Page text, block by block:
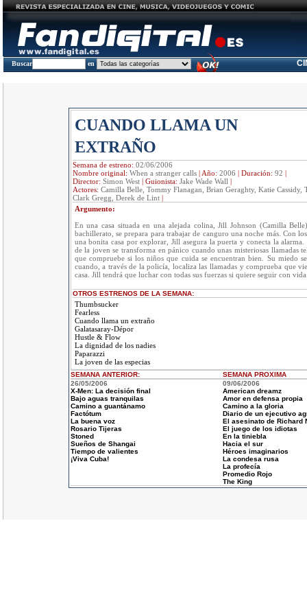
Buscar en
CUANDO LLAMA UN
EXTRAÑO
Semana de estreno: 02/06/2006
Nombre original: When a stranger calls| Año: 2006 | Duración: 92 |
Director: Simon West| Guionista: Jake Wade Wall |
Actores: Camilla Belle, Tommy Flanagan, Brian Geraghty, Katie Cassidy,
Clark Gregg, Derek de Lint|
Argumento:
En una casa situada en una alejada colina, Jill Johnson (Camilla
bachillerato, se prepara para trabajar de canguro una noche más. Con
una bonita casa por explorar, Jill asegura la puerta y conecta la
de la joven se transforma en pánico cuando unas misteriosas llamadas
que compruebe si los niños que cuida se encuentran bien. Su miedo
cuando, a través de la policía, localiza las llamadas y comprueba que
casa. Jill tendrá que luchar con todas sus fuerzas si quiere seguir con
OTROS ESTRENOS DE LA SEMANA:
Thumbsucker
Fearless
Cuando llama un extraño
Galatasaray-Dépor
Hustle & Flow
La dignidad de los nadies
Paparazzi
La joven de las especias
SEMANA ANTERIOR: SEMANA PROXIMA
26/05/2006
X-Men: La decisión final
Bajo aguas tranquilas
Camino a guantánamo
Factótum
La buena voz
Rosario Tijeras
Stoned
Sueños de Shangai
Tiempo de valientes
¡Viva Cuba!
09/06/2006
American dreamz
Amor en defensa propia
Camino a la gloria
Diario de un ejecutivo
El asesinato de Richard
El juego de los idiotas
En la tiniebla
Hacia el sur
Héroes imaginarios
La condesa rusa
La profecía
Promedio Rojo
The King